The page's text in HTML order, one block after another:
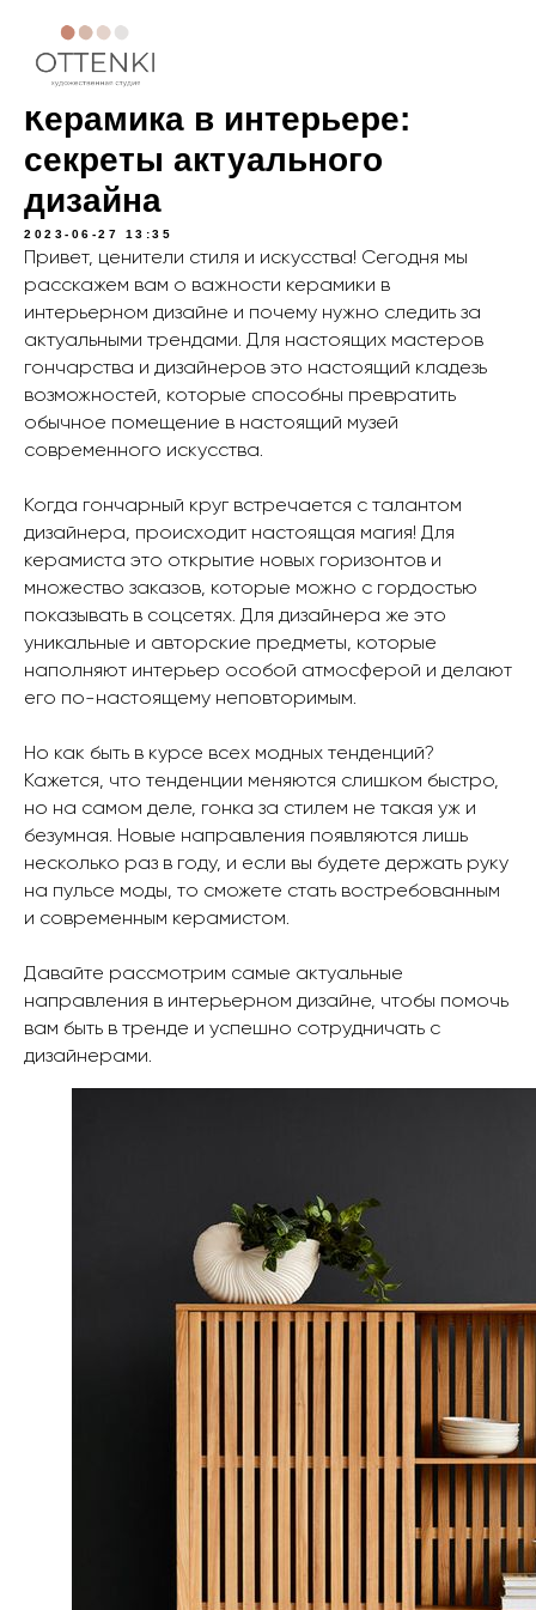
Керамика в интерьере:
секреты актуального
дизайна
2023-06-27 13:35
Привет, ценители стиля и искусства! Сегодня мы
расскажем вам о важности керамики в
интерьерном дизайне и почему нужно следить за
актуальными трендами. Для настоящих мастеров
гончарства и дизайнеров это настоящий кладезь
возможностей, которые способны превратить
обычное помещение в настоящий музей
современного искусства.
Когда гончарный круг встречается с талантом
дизайнера, происходит настоящая магия! Для
керамиста это открытие новых горизонтов и
множество заказов, которые можно с гордостью
показывать в соцсетях. Для дизайнера же это
уникальные и авторские предметы, которые
наполняют интерьер особой атмосферой и делают
его по-настоящему неповторимым.
Но как быть в курсе всех модных тенденций?
Кажется, что тенденции меняются слишком быстро,
но на самом деле, гонка за стилем не такая уж и
безумная. Новые направления появляются лишь
несколько раз в году, и если вы будете держать руку
на пульсе моды, то сможете стать востребованным
и современным керамистом.
Давайте рассмотрим самые актуальные
направления в интерьерном дизайне, чтобы помочь
вам быть в тренде и успешно сотрудничать с
дизайнерами.